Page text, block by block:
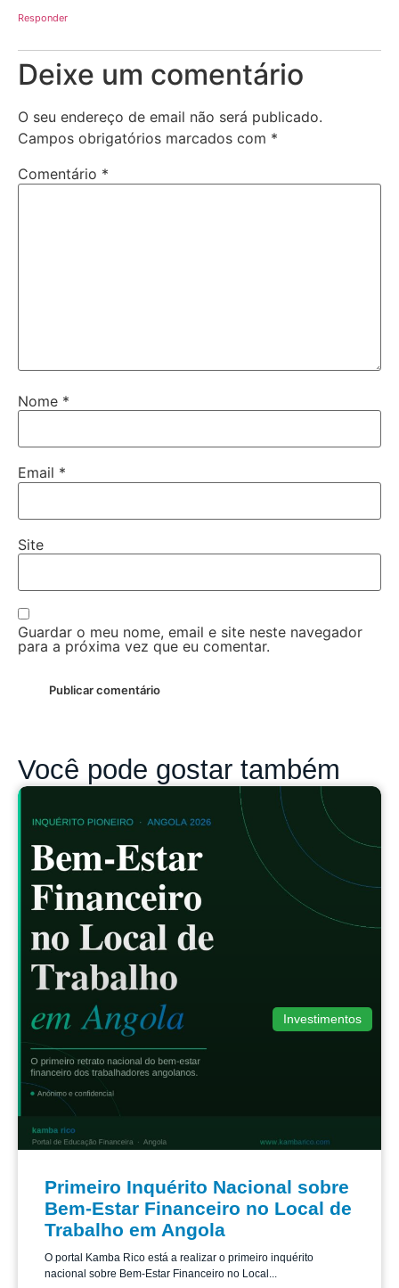
Responder
Deixe um comentário
O seu endereço de email não será publicado.
Campos obrigatórios marcados com *
Comentário *
Nome *
Email *
Site
Guardar o meu nome, email e site neste navegador
para a próxima vez que eu comentar.
Você pode gostar também
Investimentos
Primeiro Inquérito Nacional sobre
Bem-Estar Financeiro no Local de
Trabalho em Angola
O portal Kamba Rico está a realizar o primeiro inquérito
nacional sobre Bem-Estar Financeiro no Local...